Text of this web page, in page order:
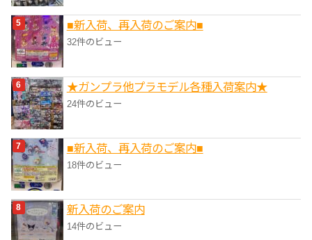
■新入荷、再入荷のご案内■
32件のビュー
★ガンプラ他プラモデル各種入荷案内★
24件のビュー
■新入荷、再入荷のご案内■
18件のビュー
新入荷のご案内
14件のビュー